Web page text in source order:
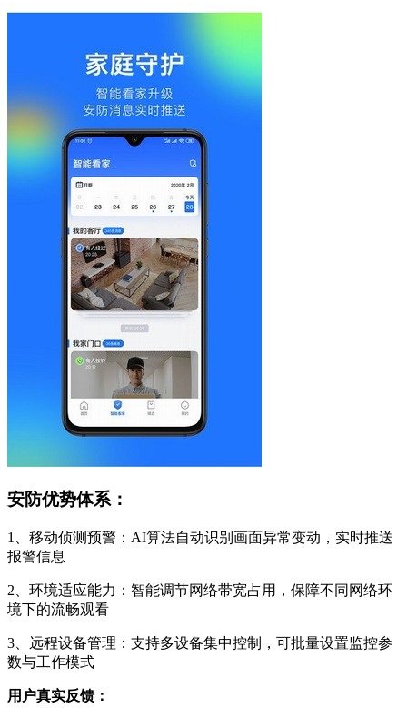
安防优势体系：
1、移动侦测预警：AI算法自动识别画面异常变动，实时推送
报警信息
2、环境适应能力：智能调节网络带宽占用，保障不同网络环
境下的流畅观看
3、远程设备管理：支持多设备集中控制，可批量设置监控参
数与工作模式
用户真实反馈：